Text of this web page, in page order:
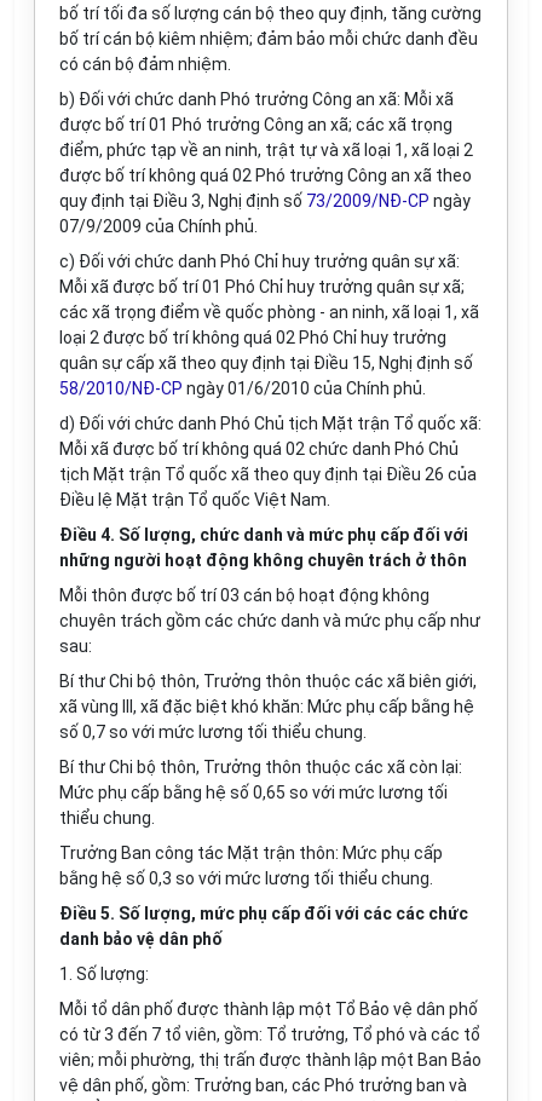
bố trí tối đa số lượng cán bộ theo quy định, tăng cường
bố trí cán bộ kiêm nhiệm; đảm bảo mỗi chức danh đều
có cán bộ đảm nhiệm.
b) Đối với chức danh Phó trưởng Công an xã: Mỗi xã
được bố trí 01 Phó trưởng Công an xã; các xã trọng
điểm, phức tạp về an ninh, trật tự và xã loại 1, xã loại 2
được bố trí không quá 02 Phó trưởng Công an xã theo
quy định tại Điều 3, Nghị định số 73/2009/NĐ-CP ngày
07/9/2009 của Chính phủ.
c) Đối với chức danh Phó Chỉ huy trưởng quân sự xã:
Mỗi xã được bố trí 01 Phó Chỉ huy trưởng quân sự xã;
các xã trọng điểm về quốc phòng - an ninh, xã loại 1, xã
loại 2 được bố trí không quá 02 Phó Chỉ huy trưởng
quân sự cấp xã theo quy định tại Điều 15, Nghị định số
58/2010/NĐ-CP ngày 01/6/2010 của Chính phủ.
d) Đối với chức danh Phó Chủ tịch Mặt trận Tổ quốc xã:
Mỗi xã được bố trí không quá 02 chức danh Phó Chủ
tịch Mặt trận Tổ quốc xã theo quy định tại Điều 26 của
Điều lệ Mặt trận Tổ quốc Việt Nam.
Điều 4. Số lượng, chức danh và mức phụ cấp đối với
những người hoạt động không chuyên trách ở thôn
Mỗi thôn được bố trí 03 cán bộ hoạt động không
chuyên trách gồm các chức danh và mức phụ cấp như
sau:
Bí thư Chi bộ thôn, Trưởng thôn thuộc các xã biên giới,
xã vùng III, xã đặc biệt khó khăn: Mức phụ cấp bằng hệ
số 0,7 so với mức lương tối thiểu chung.
Bí thư Chi bộ thôn, Trưởng thôn thuộc các xã còn lại:
Mức phụ cấp bằng hệ số 0,65 so với mức lương tối
thiểu chung.
Trưởng Ban công tác Mặt trận thôn: Mức phụ cấp
bằng hệ số 0,3 so với mức lương tối thiểu chung.
Điều 5. Số lượng, mức phụ cấp đối với các các chức
danh bảo vệ dân phố
1. Số lượng:
Mỗi tổ dân phố được thành lập một Tổ Bảo vệ dân phố
có từ 3 đến 7 tổ viên, gồm: Tổ trưởng, Tổ phó và các tổ
viên; mỗi phường, thị trấn được thành lập một Ban Bảo
vệ dân phố, gồm: Trưởng ban, các Phó trưởng ban và